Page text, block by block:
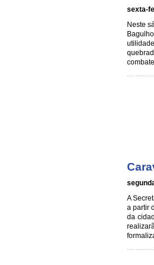
sexta-
Neste
A
a partir
da